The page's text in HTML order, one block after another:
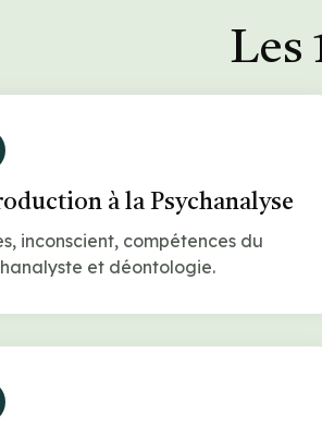
Les
à la Psychanalyse
inconscient, compétences du
et déontologie.